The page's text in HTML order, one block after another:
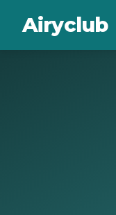
Airyclub